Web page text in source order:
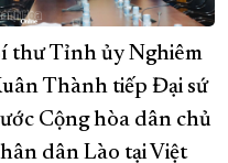
thư Tỉnh ủy Nghiêm
Thành tiếp Đại sứ
Cộng hòa dân chủ
dân Lào tại Việt